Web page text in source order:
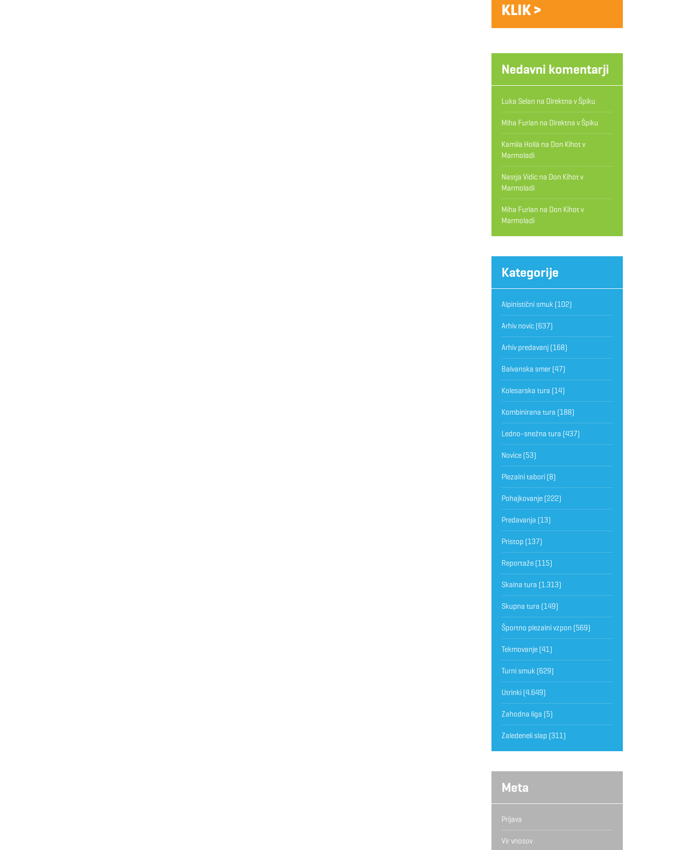
KLIK >
Nedavni komentarji
Luka Selan na Direktna v Špiku
Miha Furlan na Direktna v Špiku
Kamila Hollá na Don Kihot v
Marmoladi
Nastja Vidicna Don Kihot v
Marmoladi
Miha Furlan na Don Kihot v
Marmoladi
Kategorije
Alpinistični smuk(102)
Arhiv novic(637)
Arhiv predavanj(168)
Balvanska smer(47)
Kolesarska tura (14)
Kombinirana tura (188)
Ledno-snežna tura (437)
Novice(53)
Plezalni tabori(8)
Pohajkovanje(222)
Predavanja (13)
Pristop (137)
Reportaže(115)
Skalna tura (1.313)
Skupna tura (149)
Športno plezalni vzpon (569)
Tekmovanje(41)
Turni smuk(629)
Utrinki(4.649)
Zahodna liga (5)
Zaledeneli slap (311)
Meta
Prijava
Vir vnosov